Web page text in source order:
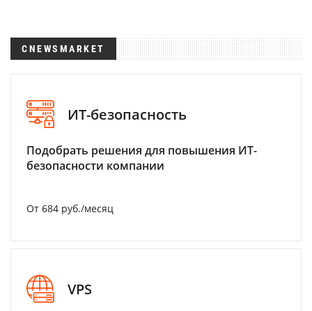
CNEWSMARKET
ИТ-безопасность
Подобрать решения для повышения ИТ-
безопасности компании
От 684 руб./месяц
VPS